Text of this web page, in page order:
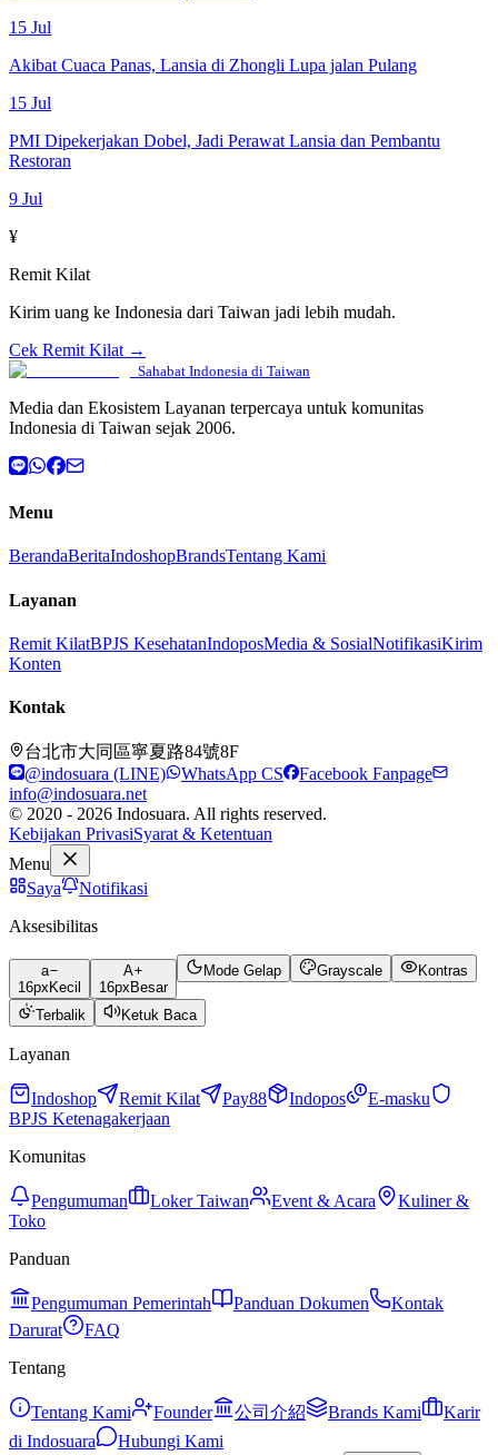
15 Jul
Akibat Cuaca Panas, Lansia di Zhongli Lupa jalan Pulang
15 Jul
PMI Dipekerjakan Dobel, Jadi Perawat Lansia dan Pembantu
Restoran
9 Jul
¥
Remit Kilat
Kirim uang ke Indonesia dari Taiwan jadi lebih mudah.
Cek Remit Kilat →
Sahabat Indonesia di Taiwan
Media dan Ekosistem Layanan terpercaya untuk komunitas
Indonesia di Taiwan sejak 2006.
Menu
BerandaBeritaIndoshopBrandsTentang Kami
Layanan
Remit KilatBPJS KesehatanIndoposMedia & SosialNotifikasiKirim
Konten
Kontak
台北市大同區寧夏路84號8F
@indosuara (LINE)
WhatsApp CS
Facebook Fanpage
info@indosuara.net
© 2020 - 2026 Indosuara. All rights reserved.
Kebijakan PrivasiSyarat & Ketentuan
Menu
Saya
Notifikasi
Aksesibilitas
a
16px Kecil
A
16px Besar
Mode Gelap Grayscale Kontras
Terbalik Ketuk Baca
Layanan
Indoshop Remit Kilat Pay88 Indopos
E-masku
BPJS Ketenagakerjaan
Komunitas
Pengumuman Loker Taiwan Event & Acara
Kuliner &
Toko
Panduan
Pengumuman Pemerintah Panduan Dokumen
Kontak
Darurat
FAQ
Tentang
Tentang Kami Founder 公司介紹 Brands Kami
Karir
di Indosuara
Hubungi Kami